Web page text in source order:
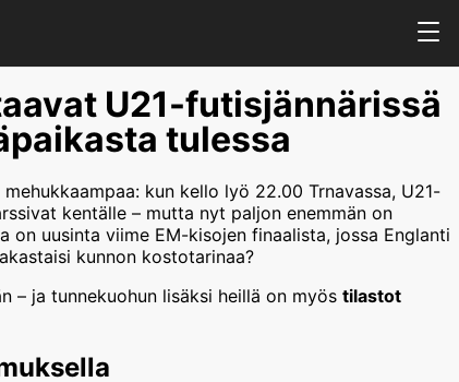
U21-futisjännärissä
tulessa
kun kello lyö 22.00 Trnavassa, U21-
kentälle – mutta nyt paljon enemmän on
uusinta viime EM-kisojen finaalista, jossa Englanti
kunnon kostotarinaa?
– ja tunnekuohun lisäksi heillä on myös tilastot